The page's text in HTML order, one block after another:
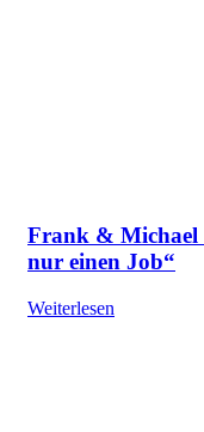
Frank & Michael
nur einen Job“
Weiterlesen